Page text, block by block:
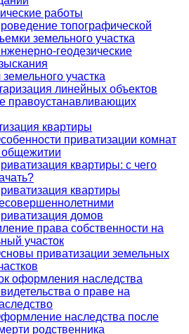
работы
топографической
земельного участка
геодезические
земельного участка
линейных объектов
правоустанавливающих
квартиры
приватизации комнат
общежитии
квартиры: с чего
квартиры
домов
права собственности на
участок
приватизации земельных
оформления наследства
о праве на
наследства после
родственника